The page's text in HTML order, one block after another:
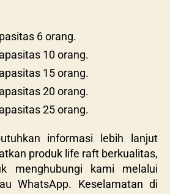
6 orang.
10 orang.
15 orang.
20 orang.
25 orang.
informasi lebih lanjut
produk life raft berkualitas,
menghubungi kami melalui
WhatsApp. Keselamatan di